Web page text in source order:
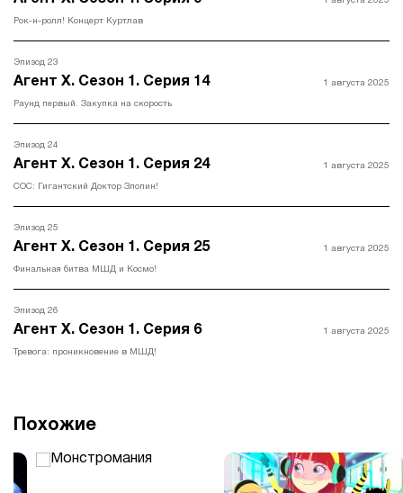
Рок-н-ролл! Концерт Куртлав
Эпизод 23
Агент Х. Сезон 1. Серия 14
Раунд первый. Закупка на скорость
1 августа 2025
Эпизод 24
Агент Х. Сезон 1. Серия 24
СОС: Гигантский Доктор Злопин!
1 августа 2025
Эпизод 25
Агент Х. Сезон 1. Серия 25
Финальная битва МШД и Космо!
1 августа 2025
Эпизод 26
Агент Х. Сезон 1. Серия 6
Тревога: проникновение в МШД!
1 августа 2025
Похожие